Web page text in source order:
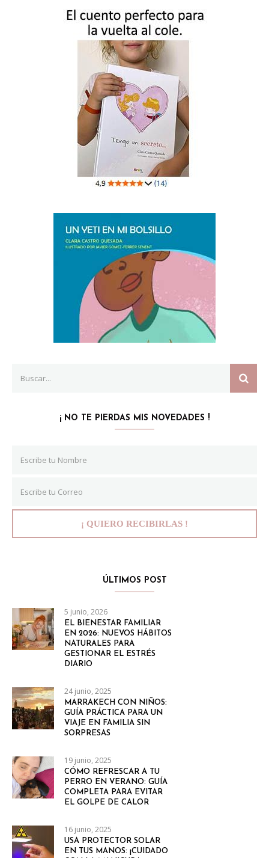
for:
¡ NO TE PIERDAS MIS NOVEDADES !
ÚLTIMOS POST
5 junio, 2026
EL BIENESTAR FAMILIAR
EN 2026: NUEVOS HÁBITOS
NATURALES PARA
GESTIONAR EL ESTRÉS
DIARIO
24 junio, 2025
MARRAKECH CON NIÑOS:
GUÍA PRÁCTICA PARA UN
VIAJE EN FAMILIA SIN
SORPRESAS
19 junio, 2025
CÓMO REFRESCAR A TU
PERRO EN VERANO: GUÍA
COMPLETA PARA EVITAR
EL GOLPE DE CALOR
16 junio, 2025
USA PROTECTOR SOLAR
EN TUS MANOS: ¡CUIDADO